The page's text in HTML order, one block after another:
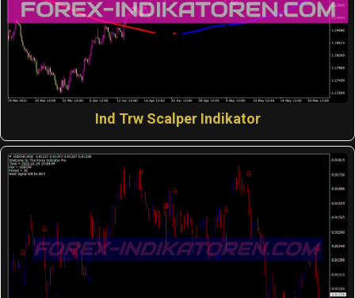
Ind Trw Scalper Indikator